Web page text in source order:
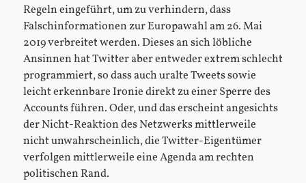
Regeln eingeführt, um zu verhindern, dass
Falschinformationen zur Europawahl am 26. Mai
2019 verbreitet werden. Dieses an sich löbliche
Ansinnen hat Twitter aber entweder extrem schlecht
programmiert, so dass auch uralte Tweets sowie
leicht erkennbare Ironie direkt zu einer Sperre des
Accounts führen. Oder, und das erscheint angesichts
der Nicht-Reaktion des Netzwerks mittlerweile
nicht unwahrscheinlich, die Twitter-Eigentümer
verfolgen mittlerweile eine Agenda am rechten
politischen Rand.